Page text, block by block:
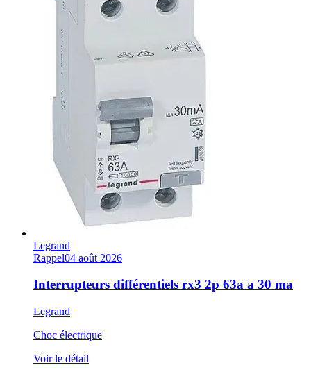
Legrand
Rappel04 août 2026
Interrupteurs différentiels rx3 2p 63a a 30 ma
Legrand
Choc électrique
Voir le détail